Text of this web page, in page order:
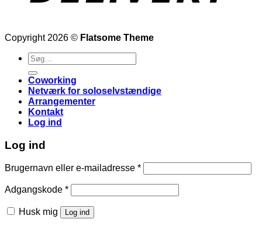
Copyright 2026 © Flatsome Theme
Søg
efter:
Coworking
Netværk for soloselvstændige
Arrangementer
Kontakt
Log ind
Log ind
Brugernavn eller e-mailadresse *Påkrævet
Adgangskode *Påkrævet
Husk mig Log ind